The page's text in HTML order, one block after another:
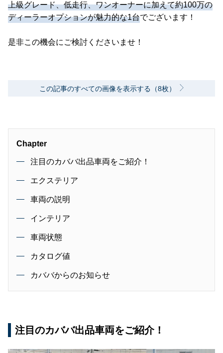
上級グレード、低走行、ワンオーナーに加えて約100万の
ディーラーオプションが魅力的な1台でございます！
是非この機会にご検討くださいませ！
この記事のすべての画像を表示する（8枚）
Chapter
注目のカババ出品車両をご紹介！
エクステリア
車両の説明
インテリア
車両状態
カタログ値
カババからのお知らせ
注目のカババ出品車両をご紹介！